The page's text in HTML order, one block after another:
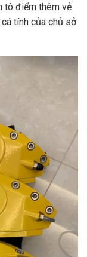
tô điểm thêm vẻ
tính của chủ sở